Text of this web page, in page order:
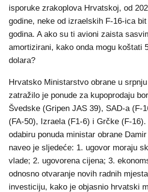
isporuke zrakoplova Hrvatskoj, od
godine, neke od izraelskih F-16-ica
godina. A ako su ti avioni zaista
amortizirani, kako onda mogu koštati
dolara?
Hrvatsko Ministarstvo obrane u
zatražilo je ponude za kupoprodaju
Švedske (Gripen JAS 39), SAD-a (F-
(FA-50), Izraela (F1-6) i Grčke (F-
odabiru ponuda ministar obrane
naveo je sljedeće: 1. ugovor moraju
vlade; 2. ugovorena cijena; 3.
odnosno otvaranje novih radnih
investiciju, kako je objasnio hrvatski